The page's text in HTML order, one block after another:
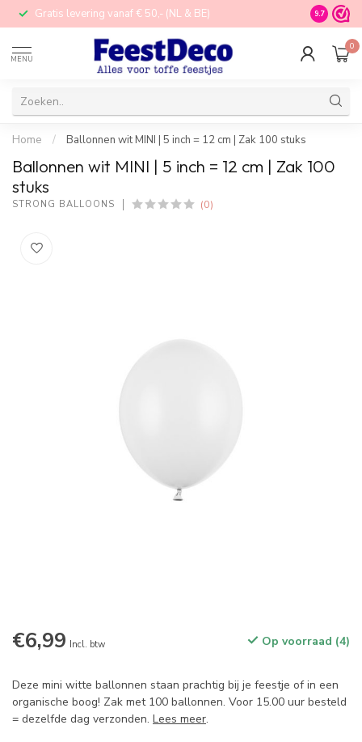
Gratis levering vanaf € 50,- (NL & BE) STORE in
9.7
MENU
0
Home / Ballonnen wit MINI | 5 inch = 12 cm | Zak 100 stuks
Ballonnen wit MINI | 5 inch = 12 cm | Zak 100
stuks
STRONG BALLOONS (0)
€6,99 Incl. btw Op voorraad (4)
Deze mini witte ballonnen staan prachtig bij je feestje of in een
organische boog! Zak met 100 ballonnen. Voor 15.00 uur besteld
= dezelfde dag verzonden. Lees meer.